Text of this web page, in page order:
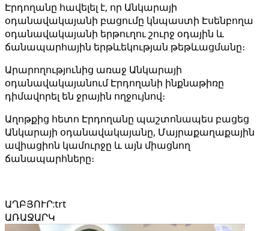
Էրդողանը հավելել է, որ Անկարայի
օդանավակայանի բացումը կնպաստի Էսենբողա
օդանավակայանի երթուղու շուրջ օդային և
ճանապարհային երթևեկության թեթևացմանը։
Արարողությունից առաջ Անկարայի
օդանավակայանում Էրդողանի ինքնաթիռը
դիմավորել են ջրային ողջույնով։
Աղոթքից հետո Էրդողանը պաշտոնապես բացեց
Անկարայի օդանավակայանը, Մայրաքաղաքային
ավիացիոն կամուրջը և այն միացնող
ճանապարհները։
ԱՂԲՅՈՒՐ:trt
ԱՌԱՋԱՐԿ